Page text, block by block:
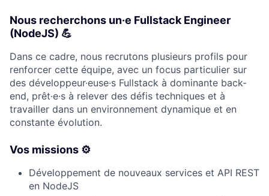
Nous recherchons un·e Fullstack Engineer
(NodeJS) 💪
Dans ce cadre, nous recrutons plusieurs profils pour
renforcer cette équipe, avec un focus particulier sur
des développeur·euse·s Fullstack à dominante back-
end, prêt·e·s à relever des défis techniques et à
travailler dans un environnement dynamique et en
constante évolution.
Vos missions ⚙️
Développement de nouveaux services et API REST
en NodeJS